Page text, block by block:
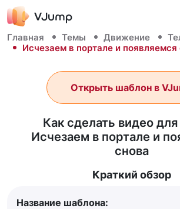
Главная Темы Движение
Исчезаем в портале и появляемся
Как сделать видео для
Исчезаем в портале и
снова
Открыть шаблон в
Краткий обзор
Название шаблона: